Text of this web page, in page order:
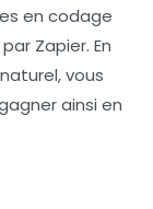
en codage
Zapier. En
vous
ainsi en